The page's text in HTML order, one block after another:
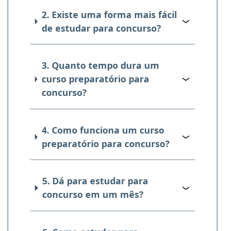
2. Existe uma forma mais fácil
de estudar para concurso?
3. Quanto tempo dura um
curso preparatório para
concurso?
4. Como funciona um curso
preparatório para concurso?
5. Dá para estudar para
concurso em um mês?